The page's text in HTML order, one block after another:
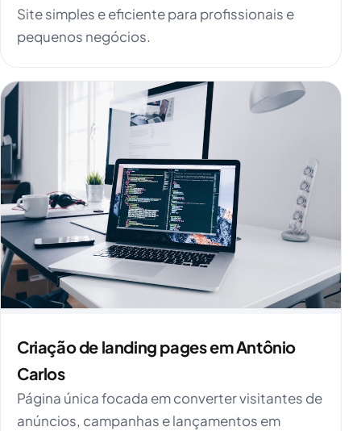
Site simples e eficiente para profissionais e
pequenos negócios.
Criação de landing pages em Antônio
Carlos
Página única focada em converter visitantes de
anúncios, campanhas e lançamentos em